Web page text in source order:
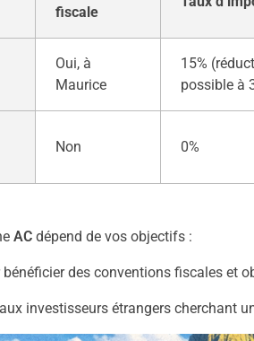
fiscale
Oui, à
Maurice
15%
possible à
Non 0%
AC dépend de vos objectifs :
des conventions fiscales et
investisseurs étrangers cherchant